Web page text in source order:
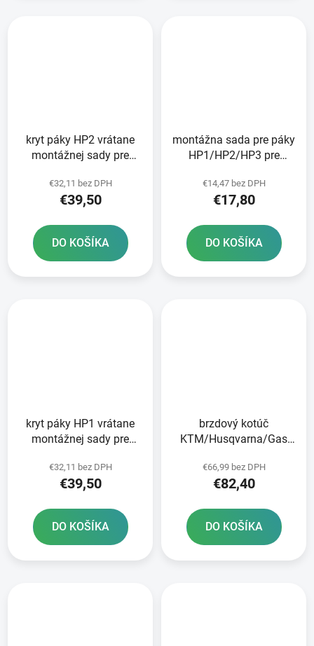
kryt páky HP2 vrátane
montážnej sady pre
RTECH oranžový
€32,11 bez DPH
€39,50
DO KOŠÍKA
montážna sada pre páky
HP1/HP2/HP3 pre
RTECH čierna
€14,47 bez DPH
€17,80
DO KOŠÍKA
kryt páky HP1 vrátane
montážnej sady pre
RTECH oranžový
€32,11 bez DPH
€39,50
DO KOŠÍKA
brzdový kotúč
KTM/Husqvarna/Gas
€66,99 bez DPH
€82,40
DO KOŠÍKA